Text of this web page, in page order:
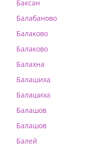
Баксан
Балабаново
Балаково
Балаково
Балахна
Балашиха
Балашиха
Балашов
Балашов
Балей